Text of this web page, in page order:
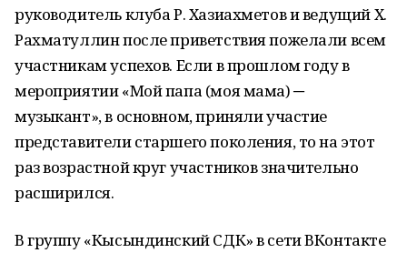
руководитель клуба Р. Хазиахметов и ведущий Х.
Рахматуллин после приветствия пожелали всем
участникам успехов. Если в прошлом году в
мероприятии «Мой папа (моя мама) ─
музыкант», в основном, приняли участие
представители старшего поколения, то на этот
раз возрастной круг участников значительно
расширился.
В группу «Кысындинский СДК» в сети ВКонтакте